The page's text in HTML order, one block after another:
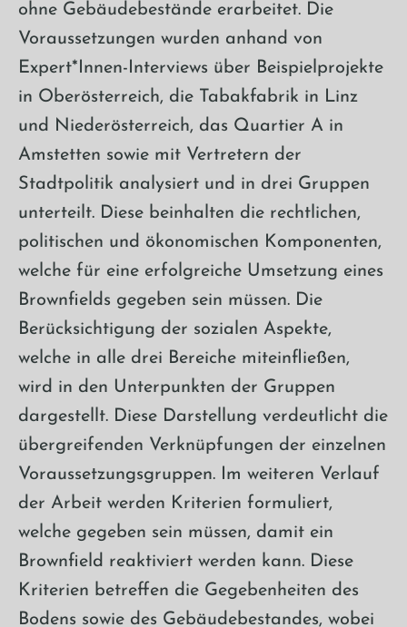
ohne Gebäudebestände erarbeitet. Die
Voraussetzungen wurden anhand von
Expert*Innen-Interviews über Beispielprojekte
in Oberösterreich, die Tabakfabrik in Linz
und Niederösterreich, das Quartier A in
Amstetten sowie mit Vertretern der
Stadtpolitik analysiert und in drei Gruppen
unterteilt. Diese beinhalten die rechtlichen,
politischen und ökonomischen Komponenten,
welche für eine erfolgreiche Umsetzung eines
Brownfields gegeben sein müssen. Die
Berücksichtigung der sozialen Aspekte,
welche in alle drei Bereiche miteinfließen,
wird in den Unterpunkten der Gruppen
dargestellt. Diese Darstellung verdeutlicht die
übergreifenden Verknüpfungen der einzelnen
Voraussetzungsgruppen. Im weiteren Verlauf
der Arbeit werden Kriterien formuliert,
welche gegeben sein müssen, damit ein
Brownfield reaktiviert werden kann. Diese
Kriterien betreffen die Gegebenheiten des
Bodens sowie des Gebäudebestandes, wobei